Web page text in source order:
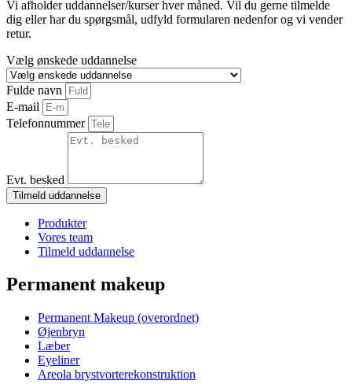
Vi afholder uddannelser/kurser hver måned. Vil du gerne tilmelde
dig eller har du spørgsmål, udfyld formularen nedenfor og vi vender
retur.
Vælg ønskede uddannelse
Fulde navn
E-mail
Telefonnummer
Evt. besked
Tilmeld uddannelse
Produkter
Vores team
Tilmeld uddannelse
Permanent makeup
Permanent Makeup (overordnet)
Øjenbryn
Læber
Eyeliner
Areola brystvorterekonstruktion